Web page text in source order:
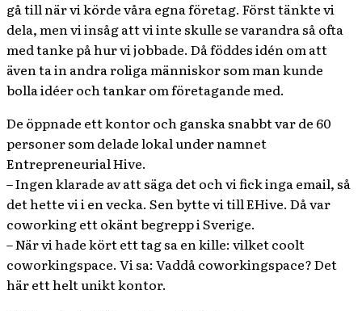
gå till när vi körde våra egna företag. Först tänkte vi
dela, men vi insåg att vi inte skulle se varandra så ofta
med tanke på hur vi jobbade. Då föddes idén om att
även ta in andra roliga människor som man kunde
bolla idéer och tankar om företagande med.
De öppnade ett kontor och ganska snabbt var de 60
personer som delade lokal under namnet
Entrepreneurial Hive.
– Ingen klarade av att säga det och vi fick inga email, så
det hette vi i en vecka. Sen bytte vi till EHive. Då var
coworking ett okänt begrepp i Sverige.
– När vi hade kört ett tag sa en kille: vilket coolt
coworkingspace. Vi sa: Vaddå coworkingspace? Det
här ett helt unikt kontor.